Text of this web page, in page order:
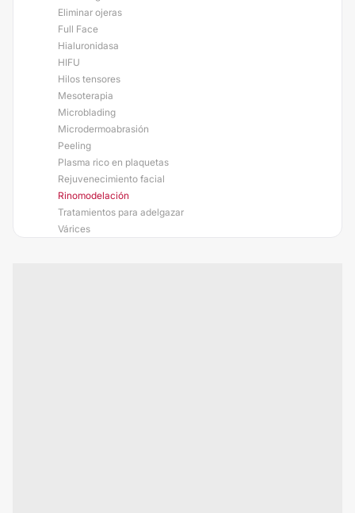
Eliminar ojeras
Full Face
Hialuronidasa
HIFU
Hilos tensores
Mesoterapia
Microblading
Microdermoabrasión
Peeling
Plasma rico en plaquetas
Rejuvenecimiento facial
Rinomodelación
Tratamientos para adelgazar
Várices